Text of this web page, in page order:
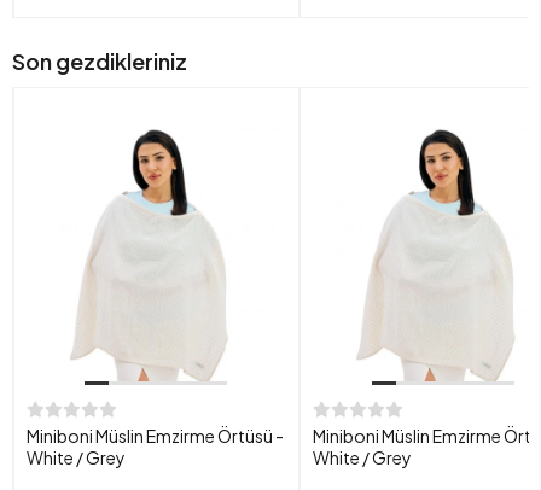
Son gezdikleriniz
Miniboni Müslin Emzirme Örtüsü -
White / Grey
Miniboni Müslin Emzirme
White / Grey